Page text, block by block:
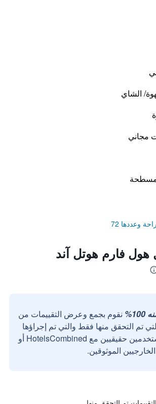
الشاي
مجاني
مسطحة
وعددها 72
هول فارم هوتل آند
نقوم بجمع وعرض التقييمات من
تم التحقق منها فقط والتي تم إجراؤها
بواسطة مستخدمين حقيقيين مع HotelsCombined أو
الموثوقين.